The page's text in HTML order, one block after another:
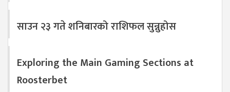
साउन २३ गते शनिबारको राशिफल सुन्नुहोस
Exploring the Main Gaming Sections at
Roosterbet